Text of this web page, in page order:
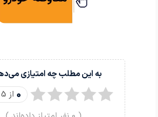
به این مطلب چه امتیازی
0 از 5 امتیاز